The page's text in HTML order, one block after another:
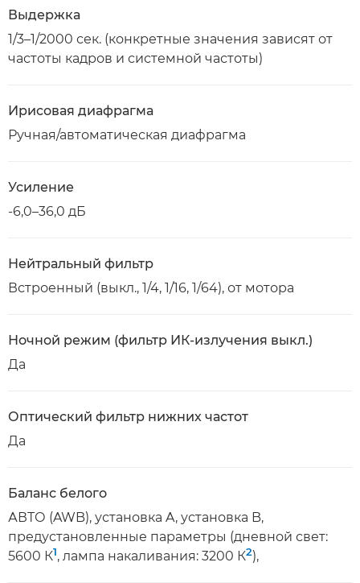
Выдержка
1/3–1/2000 сек. (конкретные значения зависят от
частоты кадров и системной частоты)
Ирисовая диафрагма
Ручная/автоматическая диафрагма
Усиление
-6,0–36,0 дБ
Нейтральный фильтр
Встроенный (выкл., 1/4, 1/16, 1/64), от мотора
Ночной режим (фильтр ИК-излучения выкл.)
Да
Оптический фильтр нижних частот
Да
Баланс белого
АВТО (AWB), установка A, установка B,
предустановленные параметры (дневной свет:
5600 К1, лампа накаливания: 3200 К2),